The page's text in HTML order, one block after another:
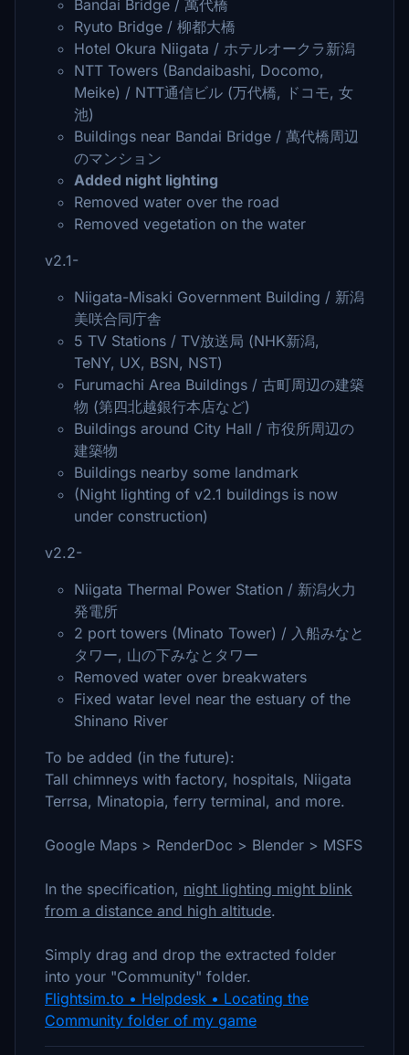
Bandai Bridge / 萬代橋
Ryuto Bridge / 柳都大橋
Hotel Okura Niigata / ホテルオークラ新潟
NTT Towers (Bandaibashi, Docomo,
Meike) / NTT通信ビル (万代橋, ドコモ, 女
池)
Buildings near Bandai Bridge / 萬代橋周辺
のマンション
Added night lighting
Removed water over the road
Removed vegetation on the water
v2.1-
Niigata-Misaki Government Building / 新潟
美咲合同庁舎
5 TV Stations / TV放送局 (NHK新潟,
TeNY, UX, BSN, NST)
Furumachi Area Buildings / 古町周辺の建築
物 (第四北越銀行本店など)
Buildings around City Hall / 市役所周辺の
建築物
Buildings nearby some landmark
(Night lighting of v2.1 buildings is now
under construction)
v2.2-
Niigata Thermal Power Station / 新潟火力
発電所
2 port towers (Minato Tower) / 入船みなと
タワー, 山の下みなとタワー
Removed water over breakwaters
Fixed watar level near the estuary of the
Shinano River
To be added (in the future):
Tall chimneys with factory, hospitals, Niigata
Terrsa, Minatopia, ferry terminal, and more.
Google Maps > RenderDoc > Blender > MSFS
In the specification, night lighting might blink
from a distance and high altitude.
Simply drag and drop the extracted folder
into your "Community" folder.
Flightsim.to • Helpdesk • Locating the
Community folder of my game